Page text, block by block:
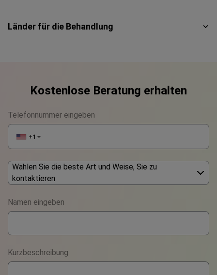
Länder für die Behandlung
Kostenlose Beratung erhalten
Telefonnummer eingeben
+1 ▼
Wählen Sie die beste Art und Weise, Sie zu
kontaktieren
WhatsApp
Viber
Telegram
Namen eingeben
Kurzbeschreibung